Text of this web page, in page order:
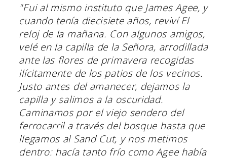
"Fui al mismo instituto que James Agee, y
cuando tenía diecisiete años, revivíEl
reloj de la mañana. Con algunos amigos,
velé en la capilla de la Señora, arrodillada
ante las flores de primavera recogidas
ilícitamente de los patios de los vecinos.
Justo antes del amanecer, dejamos la
capilla y salimos a la oscuridad.
Caminamos por el viejo sendero del
ferrocarril a través del bosque hasta que
llegamos al Sand Cut, y nos metimos
dentro: hacía tanto frío como Agee había